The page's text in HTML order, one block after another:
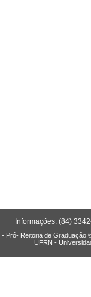
Informações: (84)
- Pró- Reitoria de Graduação
UFRN -